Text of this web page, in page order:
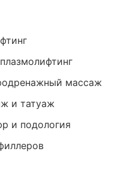
массаж
и татуаж
и подология